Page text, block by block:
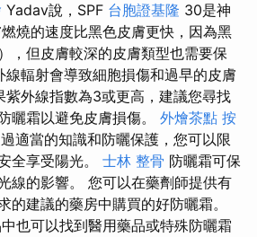
Yadav說，SPF 台胞證基隆 30是神
燒的速度比黑色皮膚更快，因為黑
，但皮膚較深的皮膚類型也需要保
線輻射會導致細胞損傷和過早的皮膚
紫外線指數為3或更高，建議您尋找
曬霜以避免皮膚損傷。 外燴茶點 按
適當的知識和防曬保護，您可以限
全享受陽光。 士林 整骨 防曬霜可保
線的影響。 您可以在藥劑師提供有
的建議的藥房中購買的好防曬霜。
也可以找到醫用藥品或特殊防曬霜